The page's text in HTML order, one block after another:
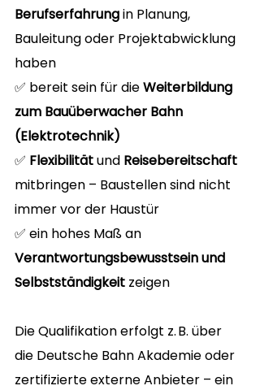
Berufserfahrung in Planung,
Bauleitung oder Projektabwicklung
haben
✅ bereit sein für die Weiterbildung
zum Bauüberwacher Bahn
(Elektrotechnik)
✅ Flexibilität und Reisebereitschaft
mitbringen – Baustellen sind nicht
immer vor der Haustür
✅ ein hohes Maß an
Verantwortungsbewusstsein und
Selbstständigkeit zeigen
Die Qualifikation erfolgt z. B. über
die Deutsche Bahn Akademie oder
zertifizierte externe Anbieter – ein